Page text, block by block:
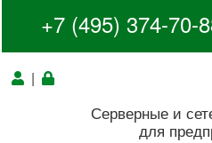
+7 (495) 374-70-
|
Серверные и
для